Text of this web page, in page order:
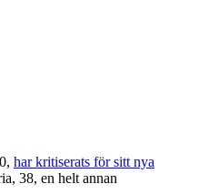
har kritiserats för sitt nya
38, en helt annan